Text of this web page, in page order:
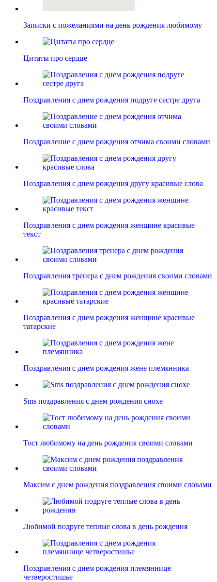
Записки с пожеланиями на день рождения любимому
Цитаты про сердце
Поздравления с днем рождения подруге сестре друга
Поздравление с днем рождения отчима своими словами
Поздравления с днем рождения другу красивые слова
Поздравления с днем рождения женщине красивые
текст
Поздравления тренера с днем рождения своими словами
Поздравления с днем рождения женщине красивые
татарские
Поздравления с днем рождения жене племянника
Sms поздравления с днем рождения снохе
Тост любимому на день рождения своими словами
Максим с днем рождения поздравления своими словами
Любимой подруге теплые слова в день рождения
Поздравления с днем рождения племяннице
четверостишье